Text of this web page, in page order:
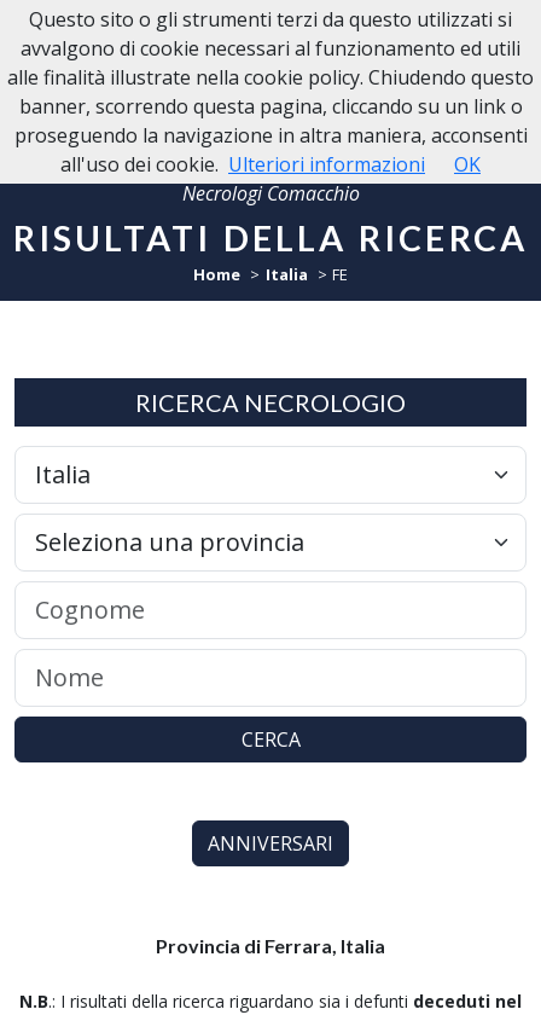
NECROLOGI COMACCHIO
Necrologi Comacchio
RISULTATI DELLA RICERCA
Home Italia FE
RICERCA NECROLOGIO
CERCA
ANNIVERSARI
Provincia di Ferrara, Italia
N.B.: I risultati della ricerca riguardano sia i defunti deceduti nel
Questo sito o gli strumenti terzi da questo utilizzati si
avvalgono di cookie necessari al funzionamento ed utili
alle finalità illustrate nella cookie policy. Chiudendo questo
banner, scorrendo questa pagina, cliccando su un link o
proseguendo la navigazione in altra maniera, acconsenti
all'uso dei cookie. Ulteriori informazioni OK